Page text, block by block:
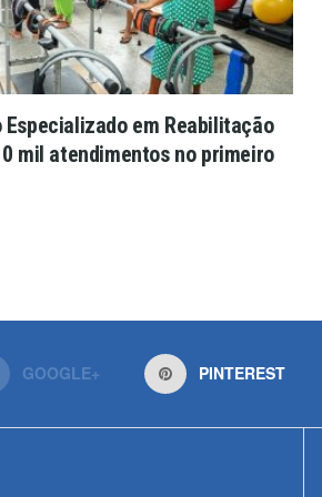
Especializado em Reabilitação
mil atendimentos no primeiro
GOOGLE+ PINTEREST